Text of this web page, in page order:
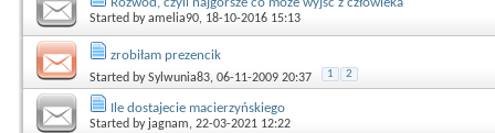
Rozwód, czyli najgorsze co może wyjść z człowieka
Started byamelia90, 18-10-2016 15:13
zrobiłam prezencik
Started bySylwunia83, 06-11-2009 20:37 1 2
Ile dostajecie macierzyńskiego
Started by jagnam, 22-03-2021 12:22